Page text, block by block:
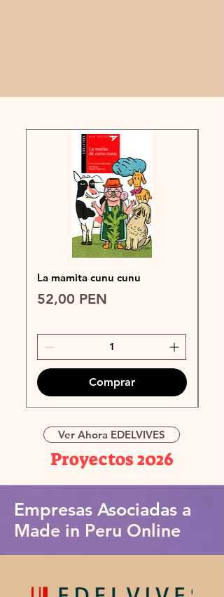
La mamita cunu cunu
Precio
52,00 PEN
Comprar
Ver Ahora EDELVIVES
Proyectos 2026
Empresas Asociadas a
Made in Peru Online